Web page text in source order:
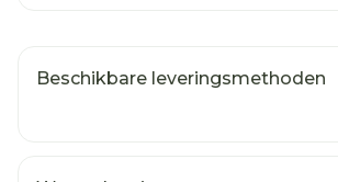
Beschikbare leveringsmethoden